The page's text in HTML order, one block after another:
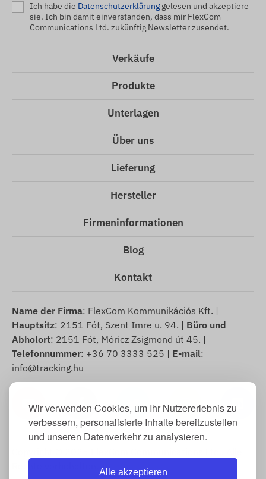
Wir verwenden Cookies, um Ihr Nutzererlebnis zu
verbessern, personalisierte Inhalte bereitzustellen
und unseren Datenverkehr zu analysieren.
Alle akzeptieren
Ich habe die Datenschutzerklärung gelesen und akzeptiere
sie. Ich bin damit einverstanden, dass mir FlexCom
Communications Ltd. zukünftig Newsletter zusendet.
Verkäufe
Produkte
Unterlagen
Über uns
Lieferung
Hersteller
Firmeninformationen
Blog
Kontakt
Name der Firma: FlexCom Kommunikációs Kft. |
Hauptsitz: 2151 Fót, Szent Imre u. 94. | Büro und
Abholort: 2151 Fót, Móricz Zsigmond út 45. |
Telefonnummer: +36 70 3333 525 | E-mail:
info@tracking.hu